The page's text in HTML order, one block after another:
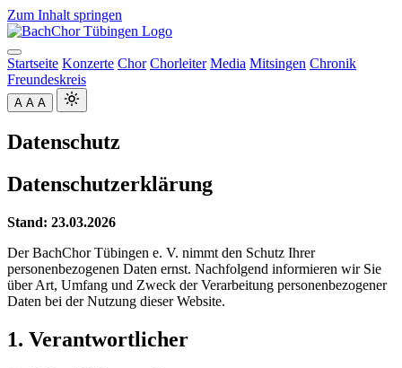
Zum Inhalt springen
Startseite Konzerte Chor Chorleiter Media Mitsingen Chronik
Freundeskreis
A A A
Datenschutz
Datenschutzerklärung
Stand: 23.03.2026
Der BachChor Tübingen e. V. nimmt den Schutz Ihrer
personenbezogenen Daten ernst. Nachfolgend informieren wir Sie
über Art, Umfang und Zweck der Verarbeitung personenbezogener
Daten bei der Nutzung dieser Website.
1. Verantwortlicher